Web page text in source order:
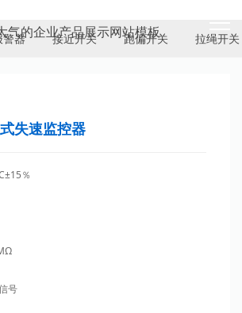
警器 接近开关 跑偏开关 拉绳开关
失速监控器
％
号